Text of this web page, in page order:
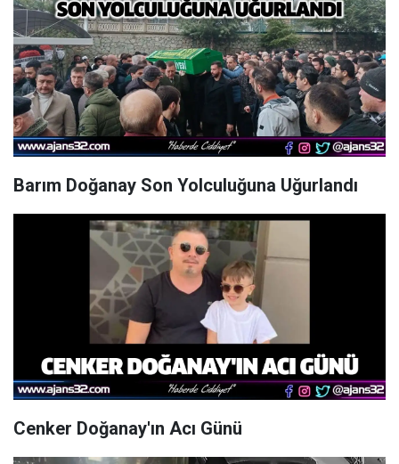
Barım Doğanay Son Yolculuğuna Uğurlandı
Cenker Doğanay'ın Acı Günü